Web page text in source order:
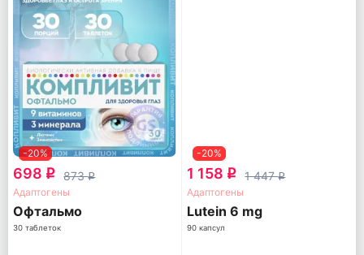
-20%
698 q 873q
Адаптогены
Офтальмо
30 таблеток
-20%
1 158 q 1 447q
Адаптогены
Lutein 6 mg
90 капсул